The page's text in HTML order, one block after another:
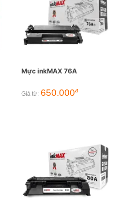
Mực inkMAX 76A
Giá từ: 650.000đ